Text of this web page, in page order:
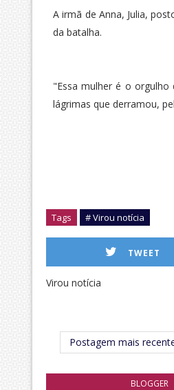
A irmã de Anna, Julia,
da batalha.
"Essa mulher é o
lágrimas que derramou,
Tags # Virou notícia
TWEET
Virou notícia
Postagem mais
BLOGGER